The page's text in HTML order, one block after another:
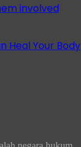
involved
Heal Your Body